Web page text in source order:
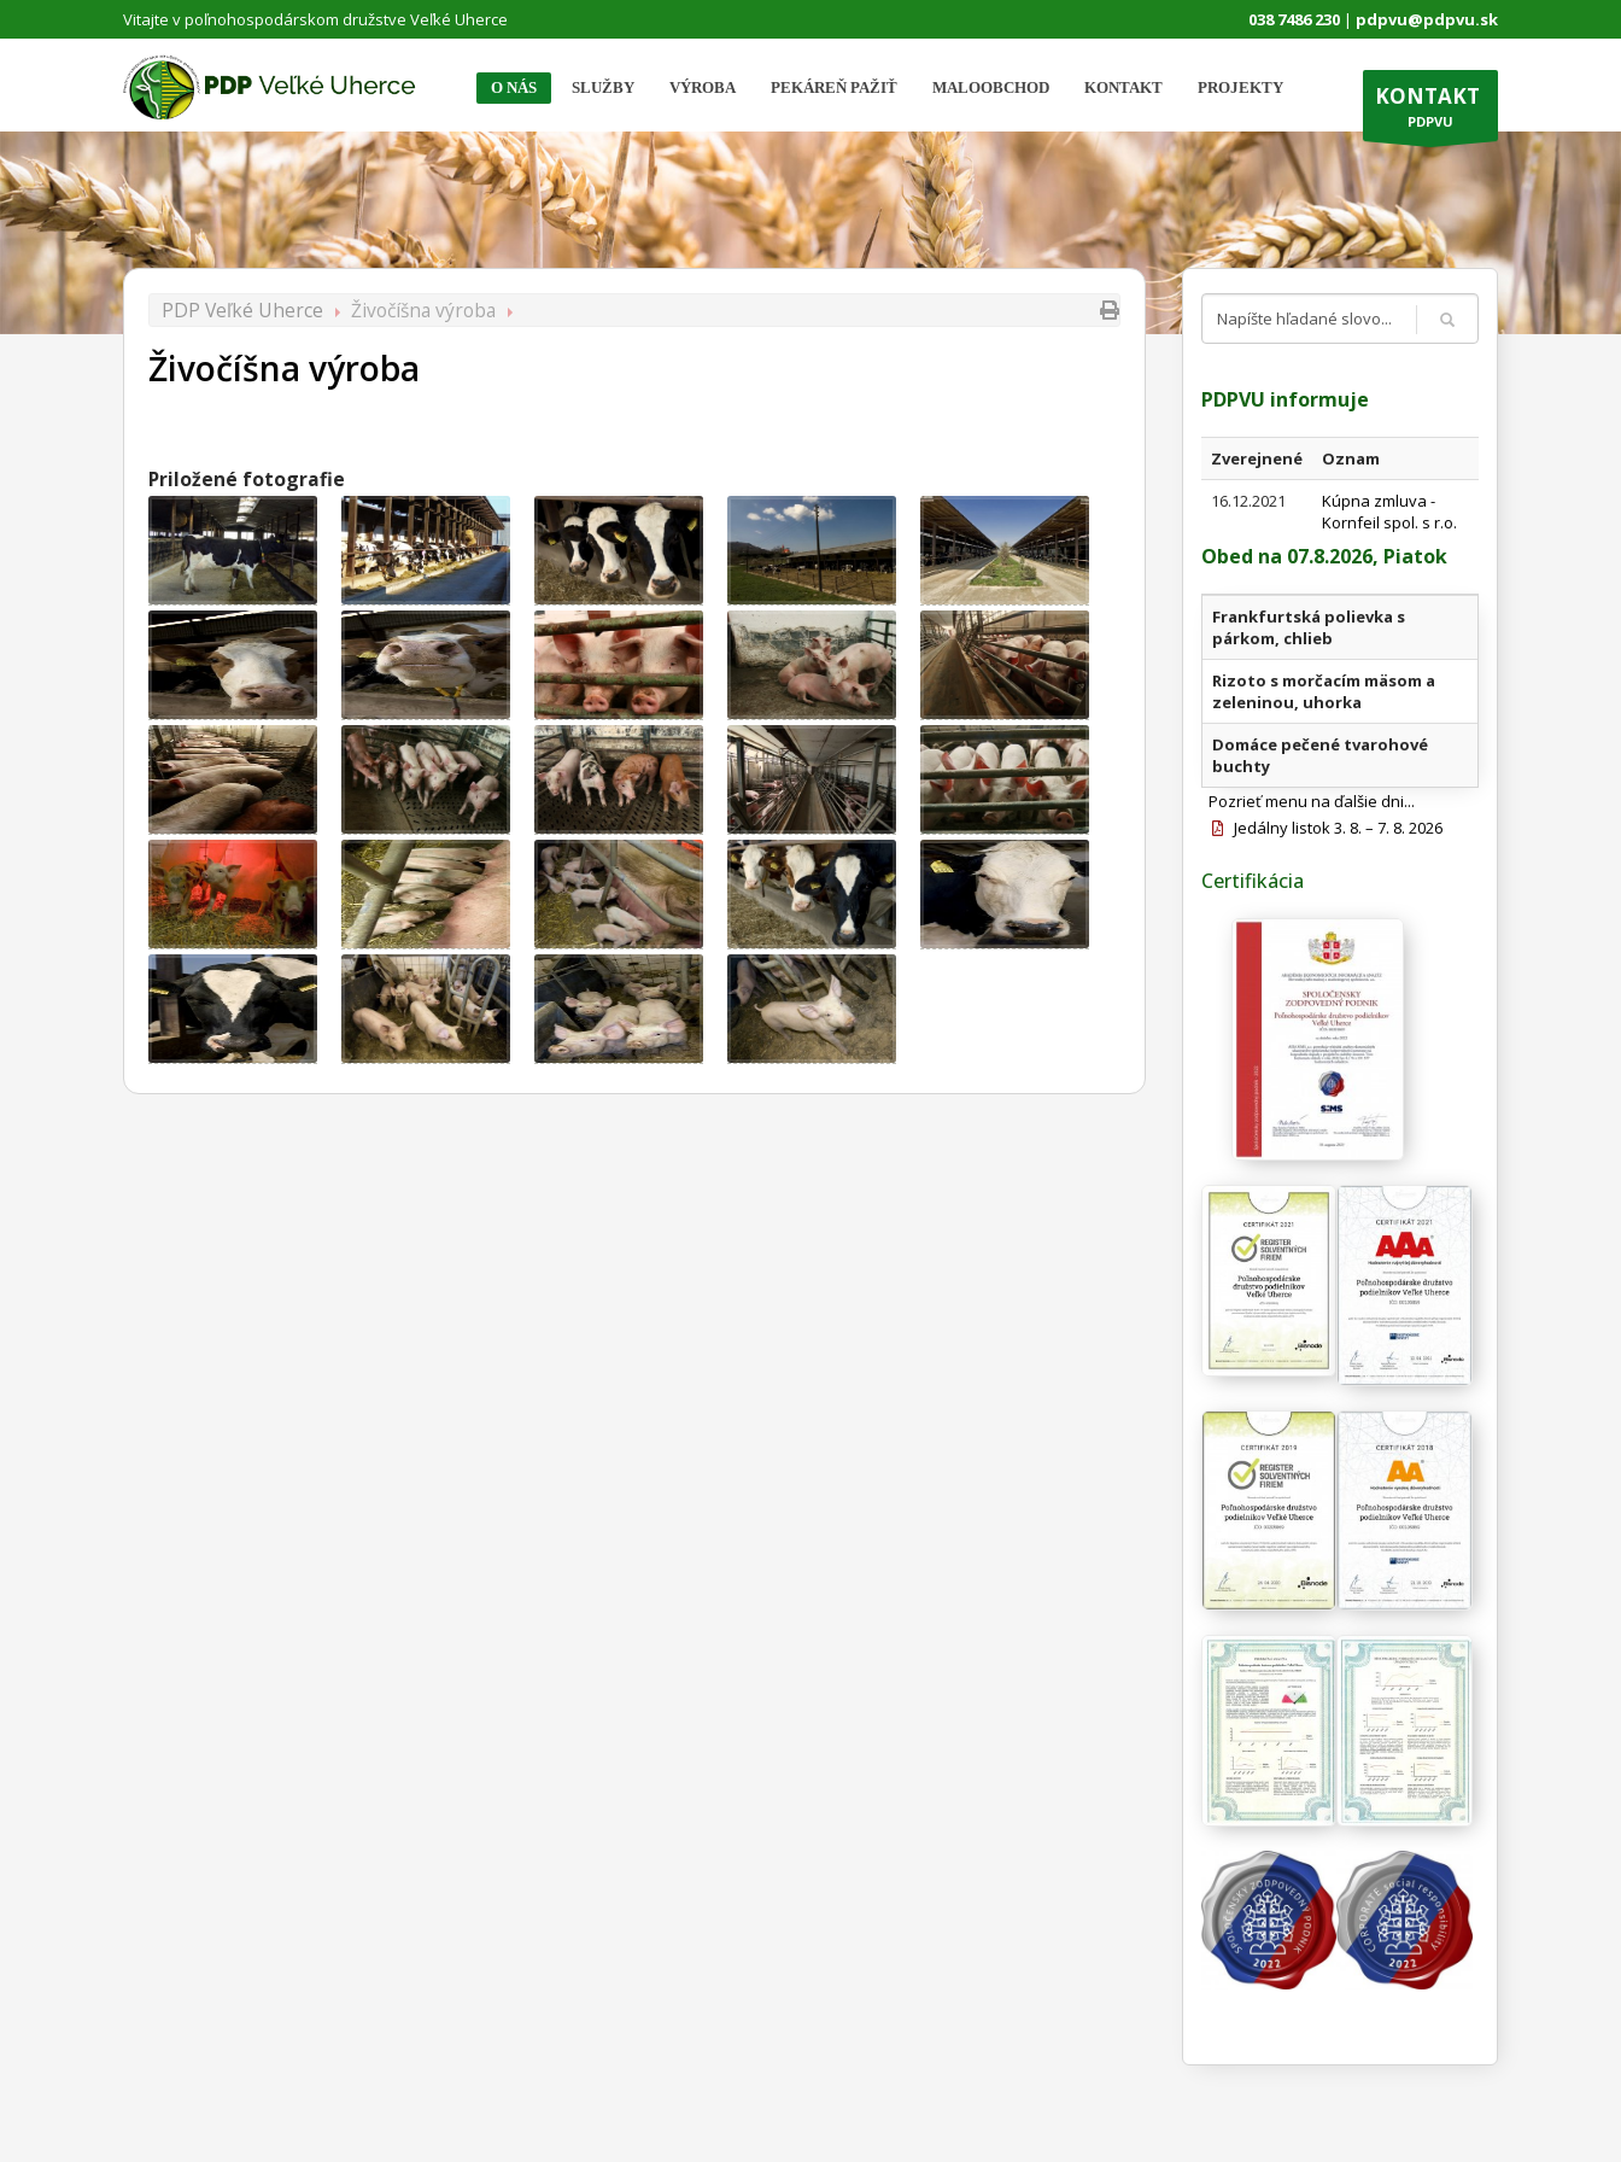
Vitajte v poľnohospodárskom družstve Veľké Uherce pdpvu@pdpvu.sk
038 7486 230 |
O NÁS SLUŽBY VÝROBA PEKÁREŇ PAŽIŤ MALOOBCHOD KONTAKT PROJEKTY KONTAKT
PDPVU
PDP Veľké Uherce Živočíšna výroba
Živočíšna výroba
Priložené fotografie
PDPVU informuje
Zverejnené
Oznam
16.12.2021
Kúpna zmluva -
Kornfeil spol. s r.o.
Obed na 07.8.2026, Piatok
Frankfurtská polievka s
párkom, chlieb
Rizoto s morčacím mäsom a
zeleninou, uhorka
Domáce pečené tvarohové
buchty
Pozrieť menu na ďalšie dni...
Jedálny listok 3. 8. – 7. 8. 2026
Certifikácia